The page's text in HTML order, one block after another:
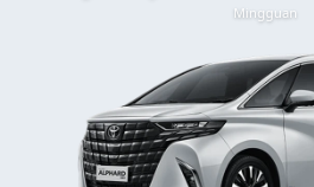
Mingguan